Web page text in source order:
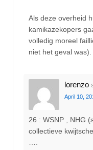
Als deze overheid
kamikazekopers
volledig moreel
niet het geval was).
lorenzo
April 10,
26 : WSNP , NHG
collectieve